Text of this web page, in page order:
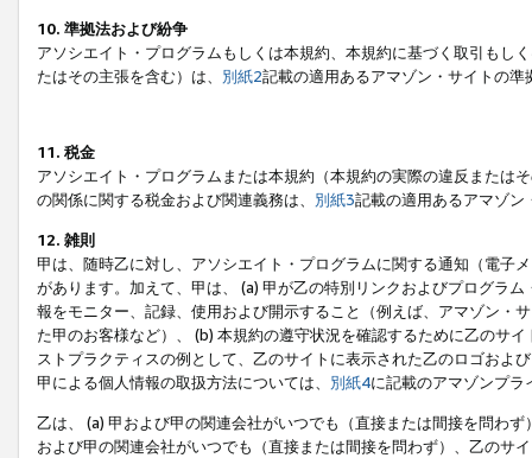
10. 準拠法および紛争
アソシエイト・プログラムもしくは本規約、本規約に基づく取引もし
たはその主張を含む）は、 別紙2記載の適用あるアマゾン・サイトの
11. 税金
アソシエイト・プログラムまたは本規約（本規約の実際の違反または
の関係に関する税金および関連義務は、 別紙3記載の適用あるアマゾン
12. 雑則
甲は、随時乙に対し、アソシエイト・プログラムに関する通知（電子
があります。加えて、甲は、 (a) 甲が乙の特別リンクおよびプログラ
報をモニター、記録、使用および開示すること（例えば、アマゾン・
た甲のお客様など）、 (b) 本規約の遵守状況を確認するために乙のサ
ストプラクティスの例として、乙のサイトに表示された乙のロゴおよ
甲による個人情報の取扱方法については、 別紙4に記載のアマゾンプ
乙は、 (a) 甲および甲の関連会社がいつでも（直接または間接を問わ
および甲の関連会社がいつでも（直接または間接を問わず）、乙のサ